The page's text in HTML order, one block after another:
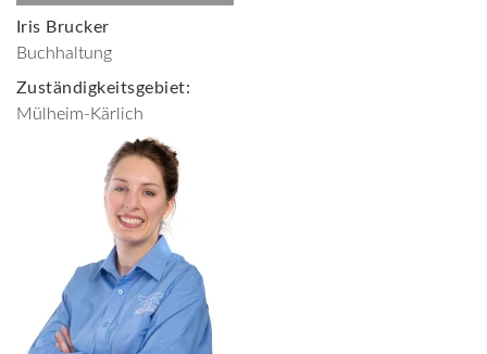
Iris Brucker
Buchhaltung
Zuständigkeitsgebiet:
Mülheim-Kärlich